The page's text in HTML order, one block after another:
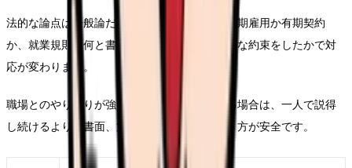
法的な論点は一般論だけでは決まりません。無期雇用か有期契約
か、就業規則に何と書いてあるか、実際にどんな約束をしたかで対
応が変わります。
職場とのやり取りが強い引き止めになっている場合は、一人で説得
し続けるより、書面、第三者、公的窓口を使う方が安全です。